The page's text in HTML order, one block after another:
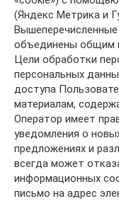
(Яндекс Метрика и
объединены общим
Цели обработки
персональных
доступа
материалам,
Оператор имеет
уведомления о
предложениях и
всегда может
информационных
письмо на адрес